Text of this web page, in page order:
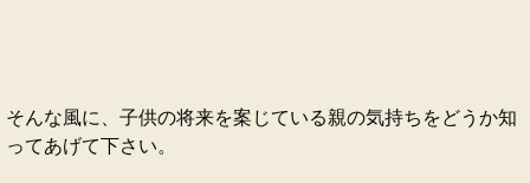
そんな風に、子供の将来を案じている親の気持ちをどうか知
ってあげて下さい。